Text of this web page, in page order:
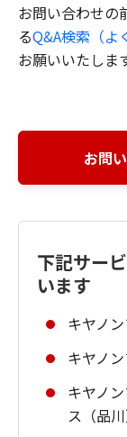
お問い合わせの
るQ&A検索（よ
お願いいたしま
お問
下記サー
います
キヤノ
キヤノ
キヤノ
ス（品川